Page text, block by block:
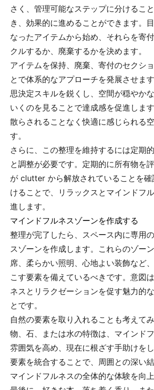
さく、管理可能なステップに分けるこ
き、効果的に進めることができます。
なったアイテムから始め、それらを寄
クルするか、廃棄するかを決めます。
アイテムを保持、廃棄、寄付のセクシ
とで体系的なアプローチを発展させま
思決定スキルを鋭くし、空間が穏やか
いくのを見ることで達成感を促進しま
散らされることなく快適に感じられる
す。
さらに、この整理を維持するには定期
と調整が必要です。定期的に所有物を
が clutter から解放されていることを確
けることで、リラックスとマインドフ
進します。
マインドフルネスゾーンを作成する
整理が完了したら、スペース内に専用
スゾーンを作成します。これらのゾー
席、柔らかい照明、心地よい装飾など
こす要素を備えているべきです。意図
ネスとリラクゼーションを促す魅力的
とです。
自然の要素を取り入れることも考えて
物、石、または水の特徴は、マインド
雰囲気を高め、現在に根ざす手助けを
要素を統合することで、周囲との深い結
マインドフルネスの全体的な体験を向上